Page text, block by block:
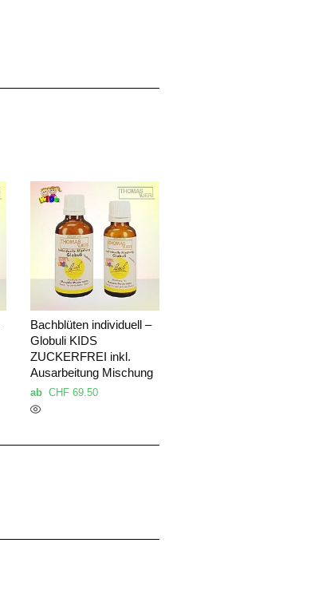
Bachblüten individuell –
Globuli KIDS
ZUCKERFREI inkl.
Ausarbeitung Mischung
abCHF 69.50